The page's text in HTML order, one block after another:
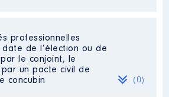
professionnelles
de l’élection ou de
le conjoint, le
un pacte civil de
concubin
(0)